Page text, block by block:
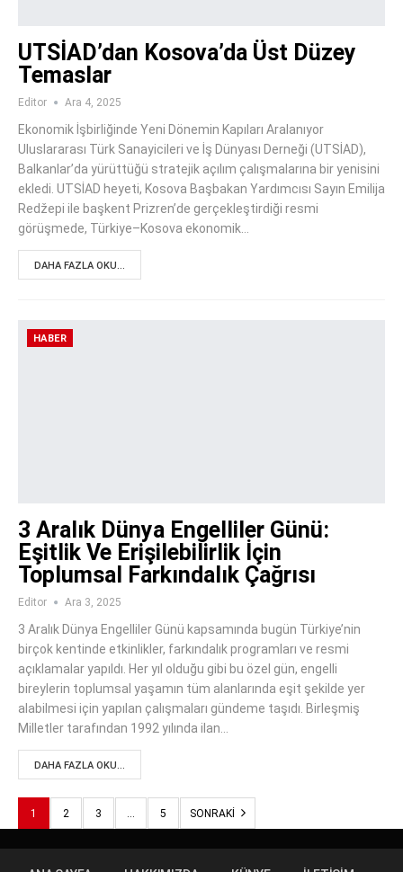
UTSİAD’dan Kosova’da Üst Düzey
Temaslar
Editor Ara 4, 2025
Ekonomik İşbirliğinde Yeni Dönemin Kapıları Aralanıyor
Uluslararası Türk Sanayicileri ve İş Dünyası Derneği (UTSİAD),
Balkanlar’da yürüttüğü stratejik açılım çalışmalarına bir yenisini
ekledi. UTSİAD heyeti, Kosova Başbakan Yardımcısı Sayın Emilija
Redžepi ile başkent Prizren’de gerçekleştirdiği resmi
görüşmede, Türkiye–Kosova ekonomik…
DAHA FAZLA OKU...
HABER
3 Aralık Dünya Engelliler Günü:
Eşitlik Ve Erişilebilirlik İçin
Toplumsal Farkındalık Çağrısı
Editor Ara 3, 2025
3 Aralık Dünya Engelliler Günü kapsamında bugün Türkiye’nin
birçok kentinde etkinlikler, farkındalık programları ve resmi
açıklamalar yapıldı. Her yıl olduğu gibi bu özel gün, engelli
bireylerin toplumsal yaşamın tüm alanlarında eşit şekilde yer
alabilmesi için yapılan çalışmaları gündeme taşıdı. Birleşmiş
Milletler tarafından 1992 yılında ilan…
DAHA FAZLA OKU...
1 2 3 … 5 SONRAKI